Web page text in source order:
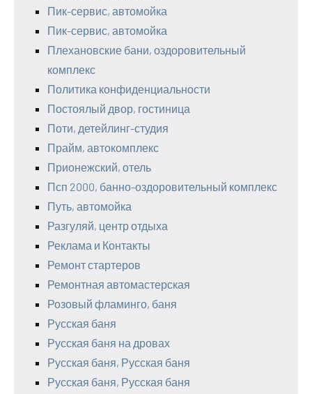
Пик-сервис, автомойка
Пик-сервис, автомойка
Плехановские бани, оздоровительный
комплекс
Политика конфиденциальности
Постоялый двор, гостиница
Поти, детейлинг-студия
Прайм, автокомплекс
Прионежский, отель
Псп 2000, банно-оздоровительный комплекс
Путь, автомойка
Разгуляй, центр отдыха
Реклама и Контакты
Ремонт стартеров
Ремонтная автомастерская
Розовый фламинго, баня
Русская баня
Русская баня на дровах
Русская баня, Русская баня
Русская баня, Русская баня